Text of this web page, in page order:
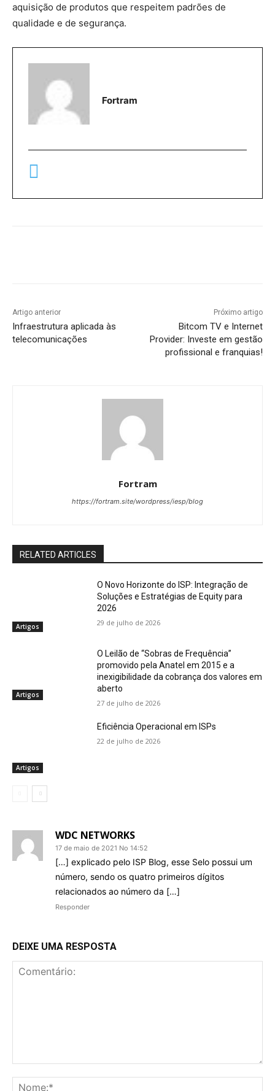
aquisição de produtos que respeitem padrões de
qualidade e de segurança.
Fortram
Artigo anterior
Infraestrutura aplicada às
telecomunicações
Próximo artigo
Bitcom TV e Internet
Provider: Investe em gestão
profissional e franquias!
Fortram
https://fortram.site/wordpress/iesp/blog
RELATED ARTICLES
Artigos
O Novo Horizonte do ISP: Integração de
Soluções e Estratégias de Equity para
2026
29 de julho de 2026
Artigos
O Leilão de “Sobras de Frequência”
promovido pela Anatel em 2015 e a
inexigibilidade da cobrança dos valores em
aberto
27 de julho de 2026
Artigos
Eficiência Operacional em ISPs
22 de julho de 2026
WDC NETWORKS
17 de maio de 2021 No 14:52
[…] explicado pelo ISP Blog, esse Selo possui um
número, sendo os quatro primeiros dígitos
relacionados ao número da […]
Responder
DEIXE UMA RESPOSTA